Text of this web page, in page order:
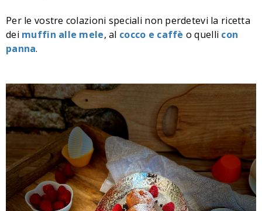
Per le vostre colazioni speciali non perdetevi la ricetta
dei muffin alle mele, al cocco e caffè o quelli con
panna.